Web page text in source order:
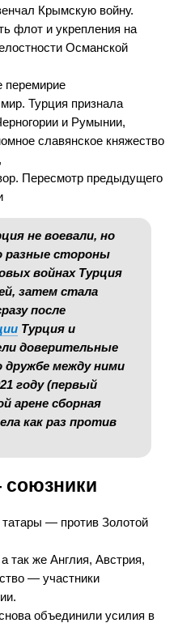
Крымскую войну.
флот и укрепления на
Османской
перемирие
Турция признала
и Румынии,
славянское княжество
Пересмотр предыдущего
не воевали, но
разные стороны
войнах Турция
затем стала
после
Турция и
доверительные
между ними
году (первый
арене сборная
как раз против
союзники
— против Золотой
так же Англия, Австрия,
— участники
объединили усилия в